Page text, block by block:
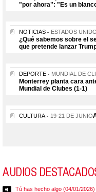
"por ahora": "Es un
NOTICIAS ESTADOS
¿Qué sabemos sobre el
que pretende lanzar
DEPORTE MUNDIAL DE
Monterrey planta cara
Mundial de Clubes (1-1)
CULTURA 19-21 DE JUNIO
AUDIOS
Tú has hecho algo (04/01/2026)